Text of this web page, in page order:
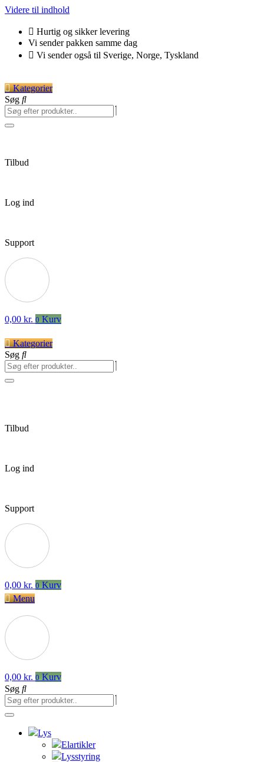
Videre til indhold
Hurtig og sikker levering
Vi sender pakken samme dag
Vi sender også til Sverige, Norge, Tyskland
Kategorier
Søg
Tilbud
Log ind
Support
0,00 kr. 0 Kurv
Kategorier
Søg
Tilbud
Log ind
Support
0,00 kr. 0 Kurv
Menu
0,00 kr. 0 Kurv
Søg
Lys
Elartikler
Lysstyring